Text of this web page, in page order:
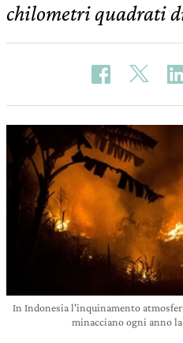
chilometri quadrati
In Indonesia l'inquinamento
minacciano ogni anno